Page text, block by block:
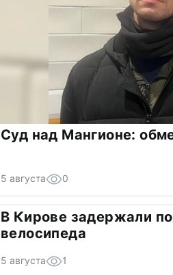
Суд над Мангионе:
5 августа 0
В Кирове задержали
велосипеда
5 августа 1